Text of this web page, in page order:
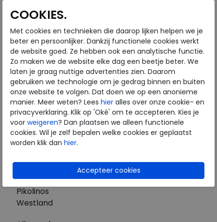
Gabor
Piedi Nudi
Pikolinos
Solidus
Think
Waldlaufer
Westland
Wolky
Herenschoenen
Australian
Birkenstock
Clarks
Mephisto
Pikolinos
Westland
COOKIES.
Met cookies en technieken die daarop lijken helpen we je
beter en persoonlijker. Dankzij functionele cookies werkt
de website goed. Ze hebben ook een analytische functie.
Zo maken we de website elke dag een beetje beter. We
laten je graag nuttige advertenties zien. Daarom
gebruiken we technologie om je gedrag binnen en buiten
onze website te volgen. Dat doen we op een anonieme
manier. Meer weten? Lees hier alles over onze cookie- en
privacyverklaring. Klik op 'Oké' om te accepteren. Kies je
voor weigeren? Dan plaatsen we alleen functionele
cookies. Wil je zelf bepalen welke cookies er geplaatst
worden klik dan hier.